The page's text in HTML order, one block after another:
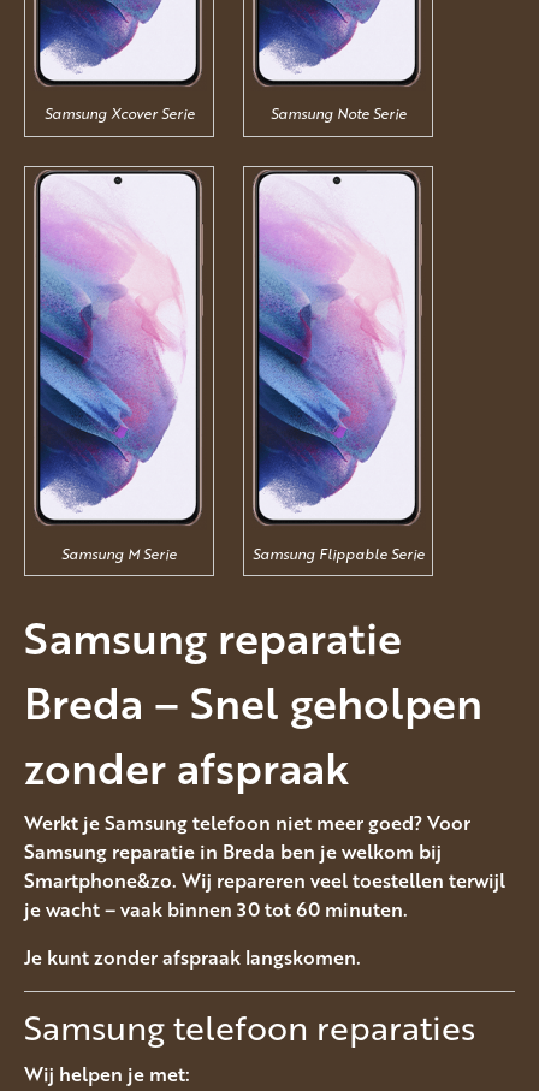
Samsung Xcover Serie Samsung Note Serie
Samsung M Serie Samsung Flippable Serie
Samsung reparatie
Breda – Snel geholpen
zonder afspraak
Werkt je Samsung telefoon niet meer goed? Voor
Samsung reparatie in Breda ben je welkom bij
Smartphone&zo. Wij repareren veel toestellen terwijl
je wacht – vaak binnen 30 tot 60 minuten.
Je kunt zonder afspraak langskomen.
Samsung telefoon reparaties
Wij helpen je met: